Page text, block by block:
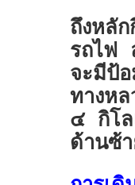
ถึงหลั
รถไฟ
จะมีป้
ทางห
๔ กิโล
ด้านซ้